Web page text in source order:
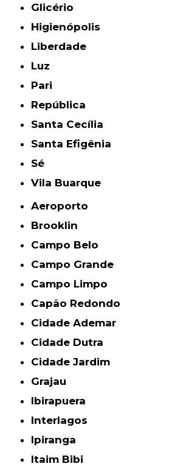
Glicério
Higienópolis
Liberdade
Luz
Pari
República
Santa Cecília
Santa Efigênia
Sé
Vila Buarque
Aeroporto
Brooklin
Campo Belo
Campo Grande
Campo Limpo
Capão Redondo
Cidade Ademar
Cidade Dutra
Cidade Jardim
Grajau
Ibirapuera
Interlagos
Ipiranga
Itaim Bibi